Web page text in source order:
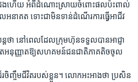
ហើយ អំពីដំណោះស្រាយចំពោះផលប៉ះពាល់
ាគត ទោះជាមិនទាន់ដំណើរការធ្វើអាជីវ
ា នៅពេលដែលក្រុមហ៊ុនទទួលបានអាជ្ញា
ែអនុញ្ញាតឱ្យសហគមន៍ជនជាតិភាគតិចចូល
រចិញ្ចឹមជីវិតរបស់ខ្លួន។ លោកអះអាងថា ប្រសិន